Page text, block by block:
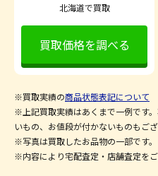
北海道で買取
買取価格を調べる
※買取実績の商品状態表記について
※上記買取実績はあくまで一例です
いもの、お値段が付かないものもご
※写真は買取したお品物の一部です。
※内容により宅配査定・店舗査定をご